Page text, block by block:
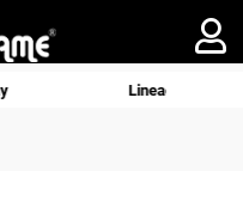
Lineage W – Quyền lực và tài phú